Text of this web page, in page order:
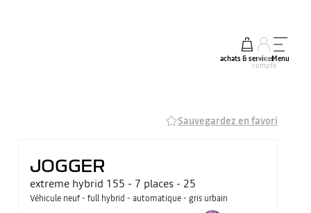
achats & services
mon
compte
Menu
Sauvegardez en favori
JOGGER
extreme hybrid 155 - 7 places - 25
Véhicule neuf - full hybrid - automatique - gris urbain